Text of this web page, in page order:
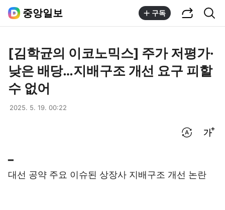
중앙일보 구독
[김학균의 이코노믹스] 주가 저평가·
낮은 배당…지배구조 개선 요구 피할
수 없어
2025. 5. 19. 00:22
━
대선 공약 주요 이슈된 상장사 지배구조 개선 논란